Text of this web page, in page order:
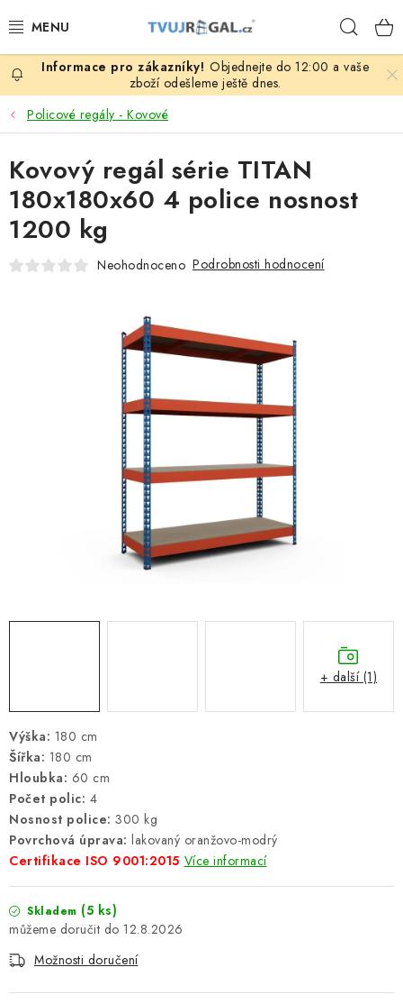
na
ZBOŽÍ ZA NÁKUPNÍ CENY
REGÁLY PODLE ROZMĚRŮ MATERIÁLU A SÉRIÍ
NEREZOVÉ A GASTRO PRODUKTY
KOVOVÉ STOLOVÉ NOHY
ZAHRADA, OKOLÍ DOMU
FIRMA, GARÁŽ, DÍLNA, SKLEP
ŽEBŘÍKY SCHŮDKY A LEŠENÍ
PARKOVACÍ BLOKÁDY
NAPIŠTE NÁM
KONTAKTY
BLOG
Odstoupení od kupní smlouvy
Obchodní a dodací podmínky
Cookies
Bezpečnostní certifikáty
Objednejte do 12:00 a vaše
zboží odešleme ještě dnes.
Policové regály - Kovové
Výška: 180 cm
Šířka: 180 cm
Hloubka: 60 cm
Počet polic: 4
Nosnost police: 300 kg
Povrchová úprava: lakovaný oranžovo-modrý
Certifikace ISO 9001:2015 Více informací
Skladem (5 ks)
12.8.2026
Možnosti doručení
Kovový regál série TITAN
180x180x60 4 police nosnost
1200 kg
Neohodnoceno Podrobnosti hodnocení
+ další (1)